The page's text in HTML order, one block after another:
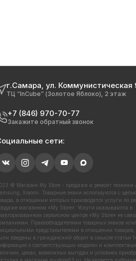
г.Самара, ул. Коммунистическая
ТЦ “InCube” (Золотое Яблоко), 2 этаж
+7 (846) 970-70-77
Закажите обратный звонок
сети:
© Магазин My Store - продажа и ремонт техники
Xiaomi. Товарные знаки используются с
в отношении которых производятся услуги по
магазином «My Store». Услуги оказываются в
сервисном центре «My Store» не
Правообладателями товарных знаков и/
представителями в отношении
введены в гражданский оборот в смысле статьи
о соответствующих моделях и
ценах, возможных выгодах и условиях